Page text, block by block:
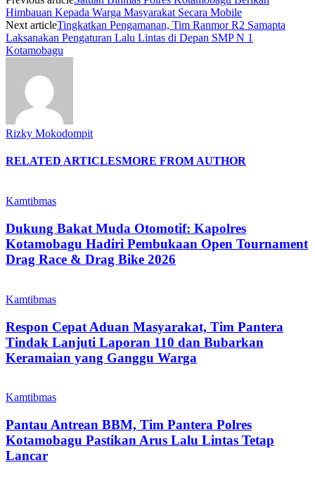
Himbauan Kepada Warga Masyarakat Secara Mobile
Next articleTingkatkan Pengamanan, Tim Ranmor R2 Samapta
Laksanakan Pengaturan Lalu Lintas di Depan SMP N 1
Kotamobagu
Rizky Mokodompit
RELATED ARTICLESMORE FROM AUTHOR
Kamtibmas
Dukung Bakat Muda Otomotif: Kapolres
Kotamobagu Hadiri Pembukaan Open Tournament
Drag Race & Drag Bike 2026
Kamtibmas
Respon Cepat Aduan Masyarakat, Tim Pantera
Tindak Lanjuti Laporan 110 dan Bubarkan
Keramaian yang Ganggu Warga
Kamtibmas
Pantau Antrean BBM, Tim Pantera Polres
Kotamobagu Pastikan Arus Lalu Lintas Tetap
Lancar